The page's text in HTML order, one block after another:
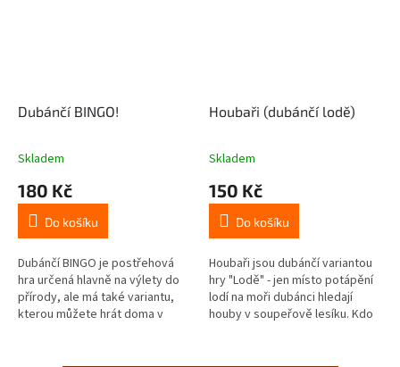
Dubánčí BINGO!
Skladem
180 Kč
Do košíku
Dubánčí BINGO je postřehová
hra určená hlavně na výlety do
přírody, ale má také variantu,
kterou můžete hrát doma v
Houbaři (dubánčí lodě)
Skladem
150 Kč
Do košíku
Houbaři jsou dubánčí variantou
hry "Lodě" - jen místo potápění
lodí na moři dubánci hledají
houby v soupeřově lesíku. Kdo